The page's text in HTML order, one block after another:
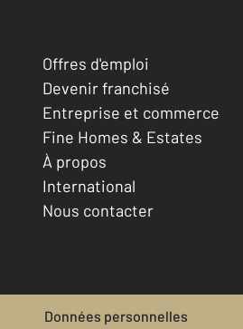
Offres d'emploi
Devenir franchisé
Entreprise et commerce
Fine Homes & Estates
À propos
International
Nous contacter
Données personnelles